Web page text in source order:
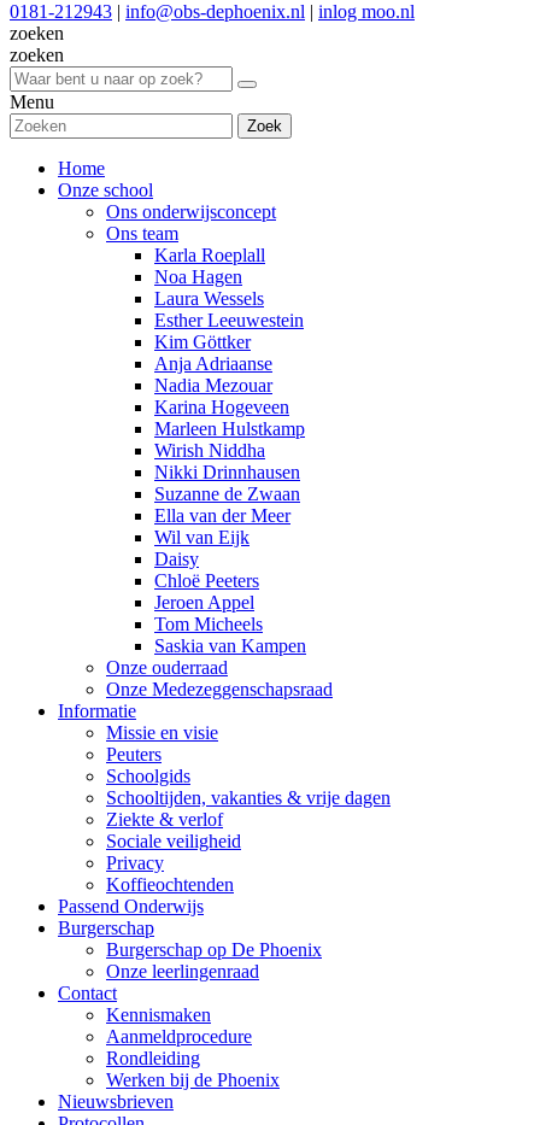
0181-212943 | info@obs-dephoenix.nl | inlog moo.nl
zoeken
zoeken
Menu
Zoek
Home
Onze school
Ons onderwijsconcept
Ons team
Karla Roeplall
Noa Hagen
Laura Wessels
Esther Leeuwestein
Kim Göttker
Anja Adriaanse
Nadia Mezouar
Karina Hogeveen
Marleen Hulstkamp
Wirish Niddha
Nikki Drinnhausen
Suzanne de Zwaan
Ella van der Meer
Wil van Eijk
Daisy
Chloë Peeters
Jeroen Appel
Tom Micheels
Saskia van Kampen
Onze ouderraad
Onze Medezeggenschapsraad
Informatie
Missie en visie
Peuters
Schoolgids
Schooltijden, vakanties & vrije dagen
Ziekte & verlof
Sociale veiligheid
Privacy
Koffieochtenden
Passend Onderwijs
Burgerschap
Burgerschap op De Phoenix
Onze leerlingenraad
Contact
Kennismaken
Aanmeldprocedure
Rondleiding
Werken bij de Phoenix
Nieuwsbrieven